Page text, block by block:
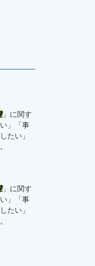
」に関す
」「事
たい」
」に関す
」「事
たい」